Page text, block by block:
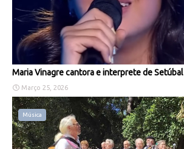
Maria Vinagre cantora e interprete de Setúbal
Março 25, 2026
Música